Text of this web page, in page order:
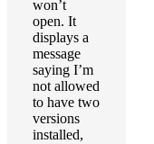
won’t
open. It
displays a
message
saying I’m
not allowed
to have two
versions
installed,